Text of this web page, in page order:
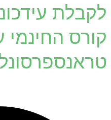
לקבלת
קורס החינמי